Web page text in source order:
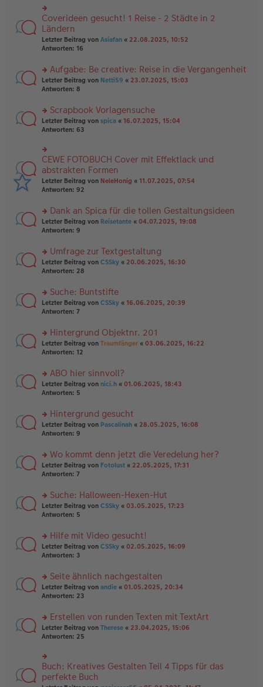
g
e
n
er
B
ei
tr
g
u
n
g
el
es
e
er
B
ei
tr
g
rs
te
r
u
n
el
es
e
B
ei
tr
g
Coverideen gesucht! 1 Reise - 2 Städte in 2
Ländern
Letzter Beitrag von Asiafan « 22.08.2025, 10:52
Antworten: 16
rs
te
n
g
el
e
n
er
B
ei
tr
g
Aufgabe: Be creative: Reise in die Vergangenheit
Letzter Beitrag von Netti59 « 23.07.2025, 15:03
Antworten: 8
rs
te
u
n
g
el
es
e
er
B
ei
tr
g
Scrapbook Vorlagensuche
Letzter Beitrag von spica « 16.07.2025, 15:04
Antworten: 63
rs
te
r
u
n
el
es
e
B
ei
tr
g
CEWE FOTOBUCH Cover mit Effektlack und
abstrakten Formen
Letzter Beitrag von NeleHonig « 11.07.2025, 07:54
Antworten: 92
rs
te
n
g
el
e
n
er
tr
a
g
Dank an Spica für die tollen Gestaltungsideen
Letzter Beitrag von Reisetante « 04.07.2025, 19:08
Antworten: 9
rs
te
n
g
el
e
n
er
tr
a
g
Umfrage zur Textgestaltung
Letzter Beitrag von CSSky « 20.06.2025, 16:30
Antworten: 28
rs
te
n
g
el
e
n
er
tr
a
g
Suche: Buntstifte
Letzter Beitrag von CSSky « 16.06.2025, 20:39
Antworten: 7
rs
te
n
g
el
e
n
er
tr
a
g
Hintergrund Objektnr. 201
Letzter Beitrag von Traumfänger « 03.06.2025, 16:22
Antworten: 12
rs
te
n
g
el
e
n
er
tr
a
g
ABO hier sinnvoll?
Letzter Beitrag von nici.h « 01.06.2025, 18:43
Antworten: 5
rs
te
n
g
el
e
n
er
tr
a
g
Hintergrund gesucht
Letzter Beitrag von Pascalinah « 28.05.2025, 16:08
Antworten: 9
rs
te
n
g
el
e
n
er
tr
a
g
Wo kommt denn jetzt die Veredelung her?
Letzter Beitrag von Fotolust « 22.05.2025, 17:31
Antworten: 7
rs
te
n
g
el
e
n
er
tr
a
g
Suche: Halloween-Hexen-Hut
Letzter Beitrag von CSSky « 03.05.2025, 17:23
Antworten: 5
rs
te
n
g
el
e
n
er
tr
a
g
Hilfe mit Video gesucht!
Letzter Beitrag von CSSky « 02.05.2025, 16:09
Antworten: 3
rs
te
n
g
el
e
n
er
B
Seite ähnlich nachgestalten
Letzter Beitrag von andie « 01.05.2025, 20:34
Antworten: 23
rs
te
u
n
g
el
Erstellen von runden Texten mit TextArt
Letzter Beitrag von Therese « 23.04.2025, 15:06
Antworten: 25
rs
te
r
Buch: Kreatives Gestalten Teil 4 Tipps für das
perfekte Buch